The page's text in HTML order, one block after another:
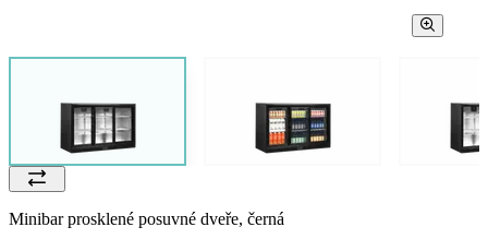
Minibar prosklené posuvné dveře, černá